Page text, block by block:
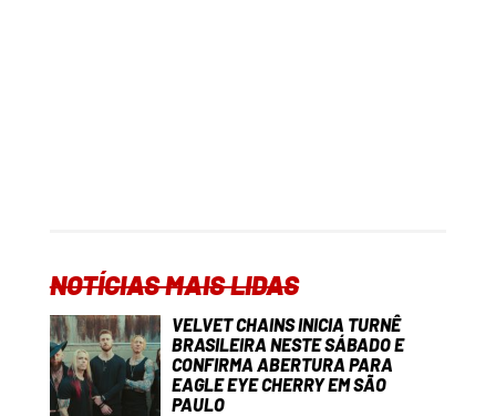
NOTÍCIAS MAIS LIDAS
VELVET CHAINS INICIA TURNÊ
BRASILEIRA NESTE SÁBADO E
CONFIRMA ABERTURA PARA
EAGLE EYE CHERRY EM SÃO
PAULO